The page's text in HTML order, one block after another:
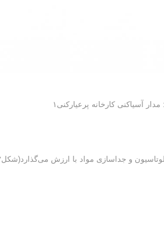
و جداسازی مواد با ارزش می‌گذارد(شکل۲).